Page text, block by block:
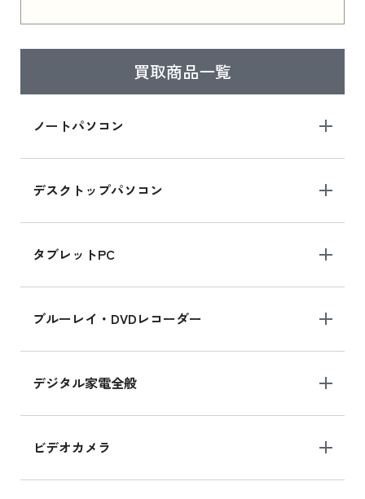
買取商品一覧
ノートパソコン
デスクトップパソコン
タブレットPC
ブルーレイ・DVDレコーダー
デジタル家電全般
ビデオカメラ
はこちら
ら
iPad mini シリーズ 2024
iPad mini 8.3インチ の新品買取価格
iPhone 16 シリーズ
iPhone 16 の新品買取価格
iPad Air 11インチ シリーズ
iPad Air 11インチ の新品買取価格
iPhone 15 128GB シリーズ